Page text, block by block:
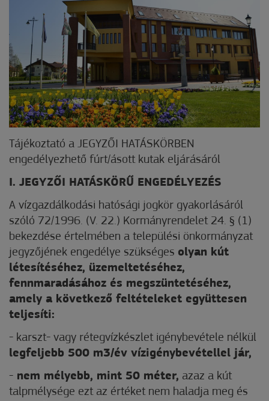
Tájékoztató a JEGYZŐI HATÁSKÖRBEN
engedélyezhető fúrt/ásott kutak eljárásáról
I. JEGYZŐI HATÁSKÖRŰ ENGEDÉLYEZÉS
A vízgazdálkodási hatósági jogkör gyakorlásáról
szóló 72/1996. (V. 22.) Kormányrendelet 24. § (1)
bekezdése értelmében a települési önkormányzat
jegyzőjének engedélye szükséges olyan kút
létesítéséhez, üzemeltetéséhez,
fennmaradásához és megszüntetéséhez,
amely a következő feltételeket együttesen
teljesíti:
- karszt- vagy rétegvízkészlet igénybevétele nélkül
legfeljebb 500 m3/év vízigénybevétellel jár,
- nem mélyebb, mint 50 méter, azaz a kút
talpmélysége ezt az értéket nem haladja meg és